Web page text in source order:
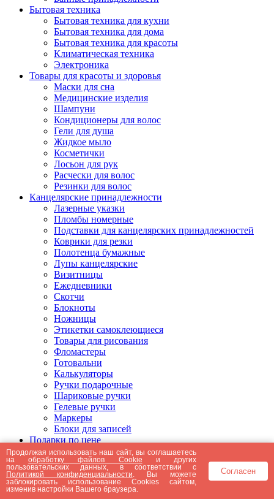
Бытовая техника
Бытовая техника для кухни
Бытовая техника для дома
Бытовая техника для красоты
Климатическая техника
Электроника
Товары для красоты и здоровья
Маски для сна
Медицинские изделия
Шампуни
Кондиционеры для волос
Гели для душа
Жидкое мыло
Косметички
Лосьон для рук
Расчески для волос
Резинки для волос
Канцелярские принадлежности
Лазерные указки
Пломбы номерные
Подставки для канцелярских принадлежностей
Коврики для резки
Полотенца бумажные
Лупы канцелярские
Визитницы
Ежедневники
Скотчи
Блокноты
Ножницы
Этикетки самоклеющиеся
Товары для рисования
Фломастеры
Готовальни
Калькуляторы
Ручки подарочные
Шариковые ручки
Гелевые ручки
Маркеры
Блоки для записей
Подарки по цене
Подарки от 5000 рублей
Подарки до 5000 рублей
Подарки до 3000 рублей
Подарки до 2000 рублей
Подарки до 1000 рублей
Продолжая использовать наш сайт, вы соглашаетесь
наобработку файлов Cookie и других
пользовательских данных, в соответствии с
Политикой конфиденциальности . Вы можете
заблокировать использование Cookies сайтом,
изменив настройки Вашего браузера.
Согласен